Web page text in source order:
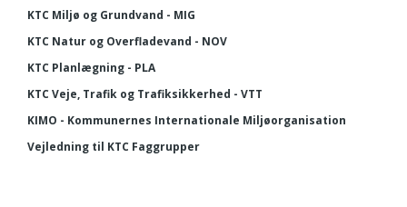
KTC Miljø og Grundvand - MIG
KTC Natur og Overfladevand - NOV
KTC Planlægning - PLA
KTC Veje, Trafik og Trafiksikkerhed - VTT
KIMO - Kommunernes Internationale Miljøorganisation
Vejledning til KTC Faggrupper